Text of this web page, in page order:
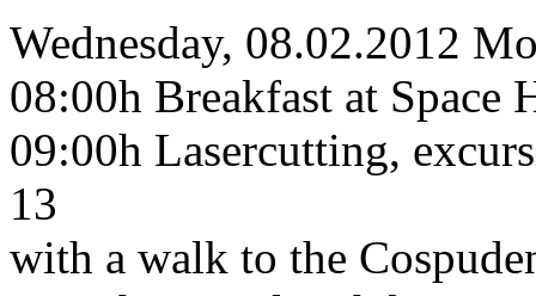
Wednesday, 08.02.2012
08:00h Breakfast at Space
09:00h Lasercutting,
13
with a walk to the